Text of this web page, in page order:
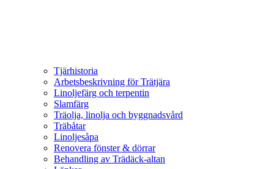
Tjärhistoria
Arbetsbeskrivning för Trätjära
Linoljefärg och terpentin
Slamfärg
Träolja, linolja och byggnadsvård
Träbåtar
Linoljesåpa
Renovera fönster & dörrar
Behandling av Trädäck-altan